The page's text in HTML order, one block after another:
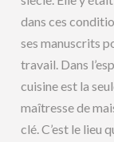
dans ces
ses manuscrits
travail. Dans
cuisine est la
maîtresse de
clé. C’est le lieu